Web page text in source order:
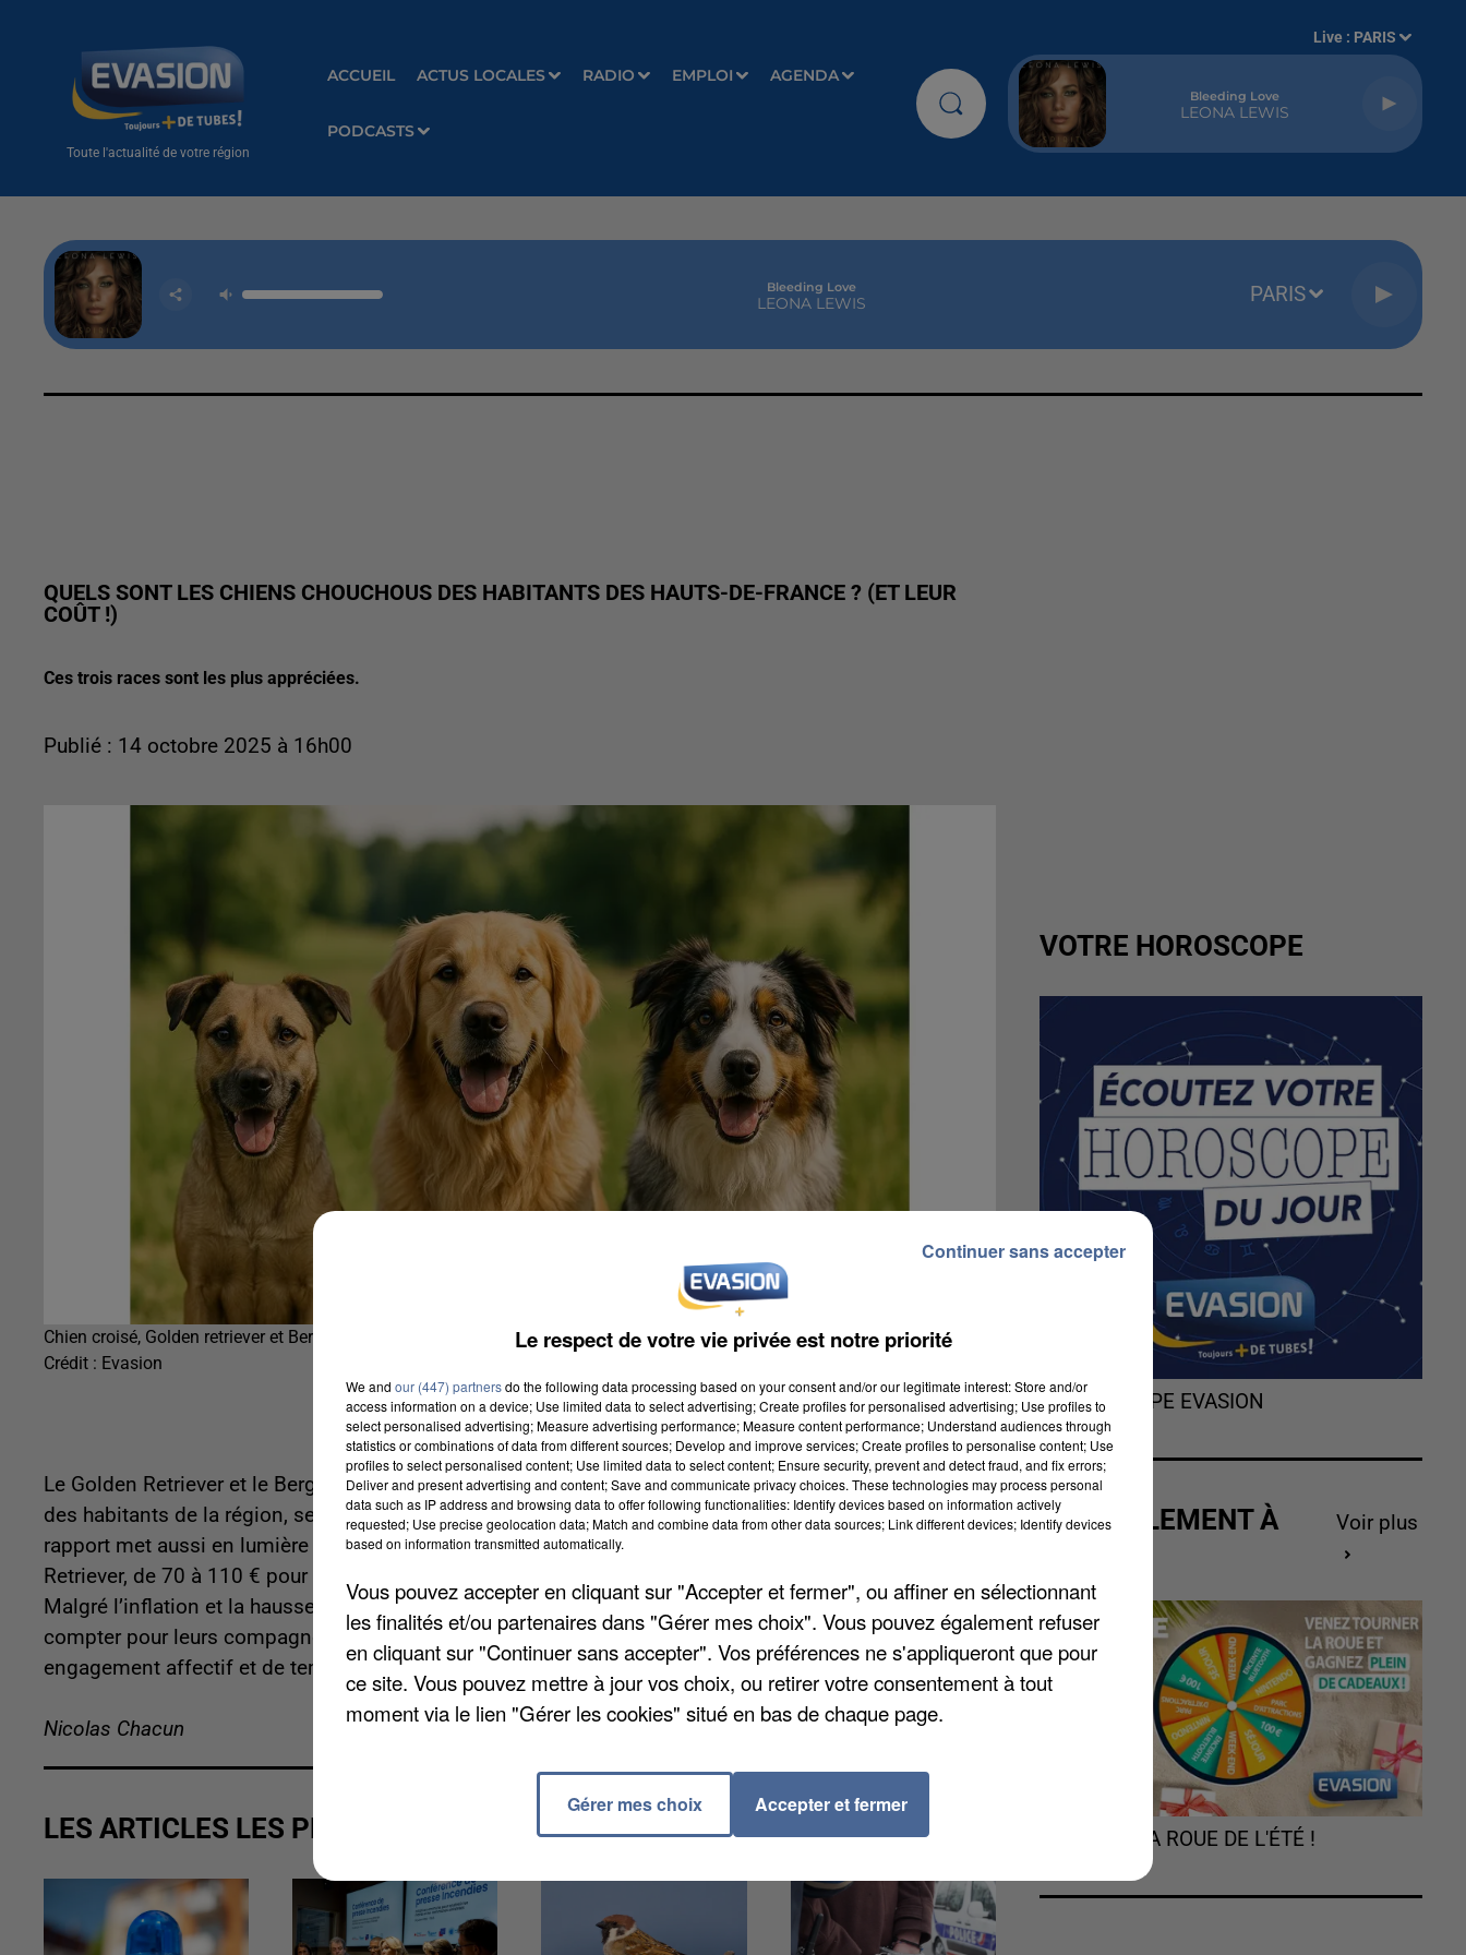
Toute l'actualité de votre région
ACCUEIL ACTUS LOCALES RADIO EMPLOI AGENDA
PODCASTS
Live : PARIS
Bleeding Love
LEONA LEWIS
Bleeding Love
LEONA LEWIS PARIS
QUELS SONT LES CHIENS CHOUCHOUS DES HABITANTS DES HAUTS-DE-FRANCE ? (ET LEUR
COÛT !)
Ces trois races sont les plus appréciées.
Publié : 14 octobre 2025 à 16h00
Chien croisé, Golden retriever et Berger australien
Crédit : Evasion
Le Golden Retriever et le Berger Australien et les chiens croisés figurent en tête des races préférées
des habitants de la région, selon une récente étude de Rover (réseau mondial de pet-sitters). Le
rapport met aussi en lumière le coût mensuel de leur entretien : entre 90 à 125 € pour le Golden
Retriever, de 70 à 110 € pour le Berger Australien et enfin entre 70 et 100 € pour les chiens croisés.
Malgré l’inflation et la hausse des tarifs vétérinaires, les propriétaires continuent de dépenser sans
compter pour leurs compagnons à quatre pattes. Rappelons que les animaux nécessitent aussi un
engagement affectif et de temps, et que les adopter est une responsabilité.
Nicolas Chacun
LES ARTICLES LES PLUS VUS
VOTRE HOROSCOPE
L'HOROSCOPE EVASION
ACTUELLEMENT À
Voir plus
TOURNEZ LA ROUE DE L'ÉTÉ !
Le respect de votre vie privée est notre priorité
We and our (447) partnersdo the following data processing based on your consent and/or our legitimate interest: Store and/or
access information on a device; Use limited data to select advertising; Create profiles for personalised advertising; Use profiles to
select personalised advertising; Measure advertising performance; Measure content performance; Understand audiences through
statistics or combinations of data from different sources; Develop and improve services; Create profiles to personalise content; Use
profiles to select personalised content; Use limited data to select content; Ensure security, prevent and detect fraud, and fix errors;
Deliver and present advertising and content; Save and communicate privacy choices. These technologies may process personal
data such as IP address and browsing data to offer following functionalities: Identify devices based on information actively
requested; Use precise geolocation data; Match and combine data from other data sources; Link different devices; Identify devices
based on information transmitted automatically.
Vous pouvez accepter en cliquant sur "Accepter et fermer", ou affiner en sélectionnant
les finalités et/ou partenaires dans "Gérer mes choix". Vous pouvez également refuser
en cliquant sur "Continuer sans accepter". Vos préférences ne s'appliqueront que pour
ce site. Vous pouvez mettre à jour vos choix, ou retirer votre consentement à tout
moment via le lien "Gérer les cookies" situé en bas de chaque page.
Gérer mes choix Accepter et fermer
Continuer sans accepter